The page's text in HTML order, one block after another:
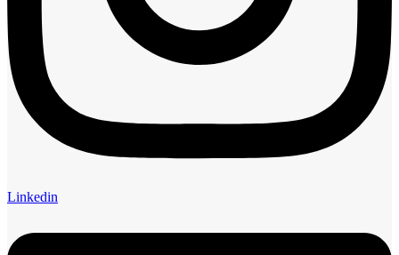
Linkedin